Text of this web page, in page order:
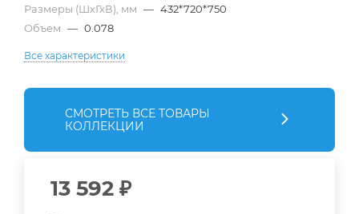
Размеры (ШхГхВ), мм — 432*720*750
Объем — 0.078
Все характеристики
СМОТРЕТЬ ВСЕ ТОВАРЫ
КОЛЛЕКЦИИ
13 592 ₽